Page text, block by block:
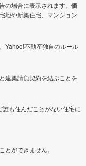
の場合に表示されます。価
地や新築住宅、マンション
Yahoo!不動産独自のルール
建築請負契約を結ぶことを
も住んだことがない住宅に
ができません。